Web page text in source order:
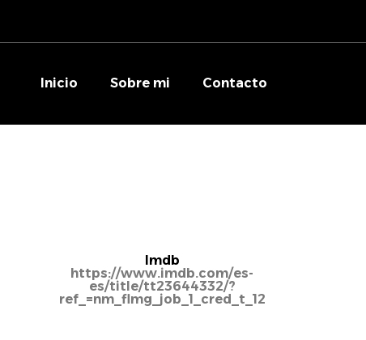
Inicio Sobre mi Contacto
Imdb
https://www.imdb.com/es-
es/title/tt23644332/?
ref_=nm_flmg_job_1_cred_t_12